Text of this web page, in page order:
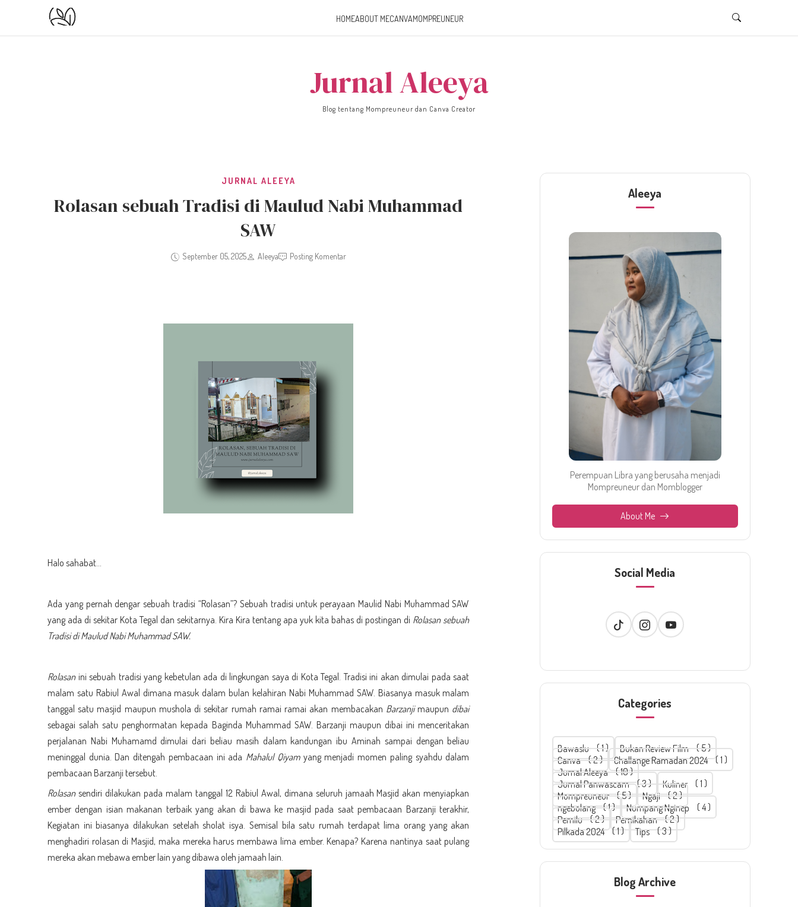
HOMEABOUT MECANVAMOMPREUNEUR
Jurnal Aleeya
Blog tentang Mompreuneur dan Canva Creator
JURNAL ALEEYA
Rolasan sebuah Tradisi di Maulud Nabi Muhammad
SAW
September 05, 2025 Aleeya Posting Komentar
Halo sahabat…
Ada yang pernah dengar sebuah tradisi “Rolasan”? Sebuah tradisi untuk perayaan Maulid Nabi Muhammad SAW
yang ada di sekitar Kota Tegal dan sekitarnya. Kira Kira tentang apa yuk kita bahas di postingan di Rolasan sebuah
Tradisi di Maulud Nabi Muhammad SAW.
Rolasanini sebuah tradisi yang kebetulan ada di lingkungan saya di Kota Tegal. Tradisi ini akan dimulai pada saat
malam satu Rabiul Awal dimana masuk dalam bulan kelahiran Nabi Muhammad SAW. Biasanya masuk malam
tanggal satu masjid maupun mushola di sekitar rumah ramai ramai akan membacakan Barzanjimaupun dibai
sebagai salah satu penghormatan kepada Baginda Muhammad SAW. Barzanji maupun dibai ini menceritakan
perjalanan Nabi Muhamamd dimulai dari beliau masih dalam kandungan ibu Aminah sampai dengan beliau
meninggal dunia. Dan ditengah pembacaan ini ada Mahalul Qiyamyang menjadi momen paling syahdu dalam
pembacaan Barzanji tersebut.
Rolasansendiri dilakukan pada malam tanggal 12 Rabiul Awal, dimana seluruh jamaah Masjid akan menyiapkan
ember dengan isian makanan terbaik yang akan di bawa ke masjid pada saat pembacaan Barzanji terakhir,
Kegiatan ini biasanya dilakukan setelah sholat isya. Semisal bila satu rumah terdapat lima orang yang akan
menghadiri rolasan di Masjid, maka mereka harus membawa lima ember. Kenapa? Karena nantinya saat pulang
mereka akan mebawa ember lain yang dibawa oleh jamaah lain.
Aleeya
Perempuan Libra yang berusaha menjadi
Mompreuneur dan Momblogger
About Me
Social Media
Categories
Bawaslu 1 Bukan Review Film
5
Canva
2 Challange Ramadan 2024
1
Jurnal Aleeya
10
Jurnal Panwascam
3 Kuliner
1
Mompreuneur
5 Ngaji
2
ngebolang
1 Numpang Nginep
4
Pemilu
2 Pernikahan
2
Pilkada 2024
1 Tips 3
Blog Archive